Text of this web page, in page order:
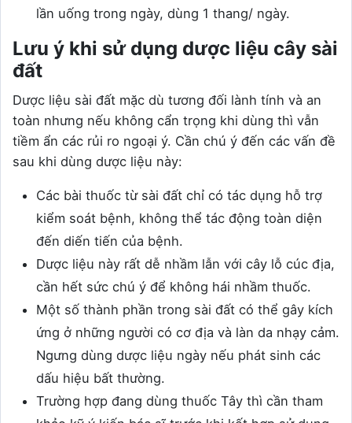
lần uống trong ngày, dùng 1 thang/ ngày.
Lưu ý khi sử dụng dược liệu cây sài
đất
Dược liệu sài đất mặc dù tương đối lành tính và an
toàn nhưng nếu không cẩn trọng khi dùng thì vẫn
tiềm ẩn các rủi ro ngoại ý. Cần chú ý đến các vấn đề
sau khi dùng dược liệu này:
Các bài thuốc từ sài đất chỉ có tác dụng hỗ trợ
kiểm soát bệnh, không thể tác động toàn diện
đến diến tiến của bệnh.
Dược liệu này rất dễ nhầm lẫn với cây lỗ cúc địa,
cần hết sức chú ý để không hái nhầm thuốc.
Một số thành phần trong sài đất có thể gây kích
ứng ở những người có cơ địa và làn da nhạy cảm.
Ngưng dùng dược liệu ngày nếu phát sinh các
dấu hiệu bất thường.
Trường hợp đang dùng thuốc Tây thì cần tham